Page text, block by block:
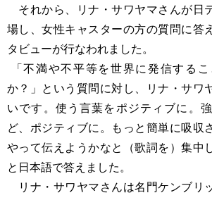
それから、リナ・サワヤマさんが日
場し、女性キャスターの方の質問に答
タビューが行なわれました。
「不満や不平等を世界に発信する
か？」という質問に対し、リナ・サワ
いです。使う言葉をポジティブに。
ど、ポジティブに。もっと簡単に吸収
やって伝えようかなと（歌詞を）集中
と日本語で答えました。
リナ・サワヤマさんは名門ケンブリ